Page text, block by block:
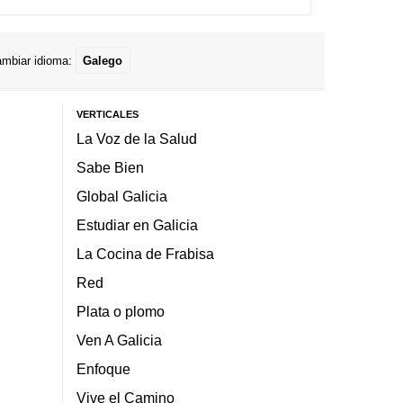
idioma: Galego
VERTICALES
La Voz de la Salud
Sabe Bien
Global Galicia
Estudiar en Galicia
La Cocina de Frabisa
Red
Plata o plomo
Ven A Galicia
Enfoque
Vive el Camino